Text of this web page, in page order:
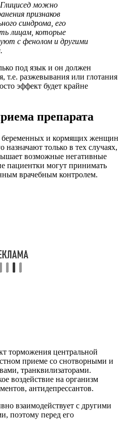
Глицисед можно
признаков
синдрома, его
лицам, которые
с фенолом и другими
препарата
беременных и кормящих женщин
назначают только в тех случаях,
возможные негативные
пациентки могут принимать
врачебным контролем.
торможения центральной
приеме со снотворными и
транквилизаторами.
воздействие на организм
антидепрессантов.